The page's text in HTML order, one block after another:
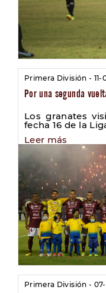
Primera División - 11-
Por una segunda
Los granates
fecha 16 de la
Leer más
Primera División -